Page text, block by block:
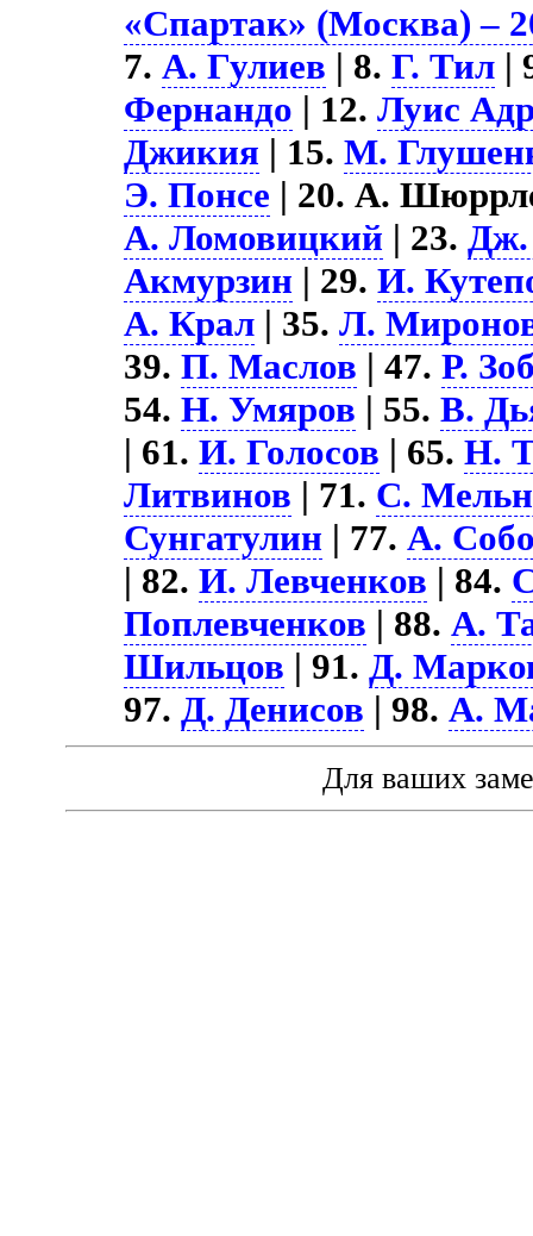
«Спартак» (Москва) –
7.А. Гулиев | 8.Г. Тил |
Фернандо | 12.Луис
Джикия | 15.М.
Э. Понсе | 20. А.
А. Ломовицкий | 23.Дж.
Акмурзин | 29.И.
А. Крал | 35.Л.
39.П. Маслов | 47.Р.
54.Н. Умяров | 55.В.
| 61.И. Голосов | 65.Н.
Литвинов | 71. С.
Сунгатулин | 77.А.
| 82.И. Левченков | 84.
Поплевченков | 88.А.
Шильцов | 91.Д.
97.Д. Денисов | 98.А.
Для ваших